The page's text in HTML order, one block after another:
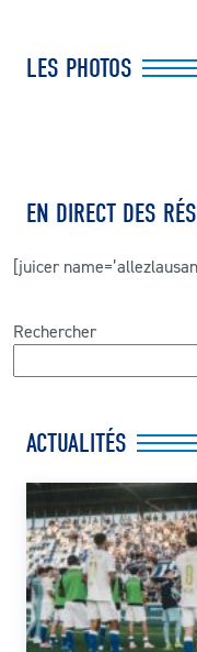
LES PHOTOS
EN DIRECT DES
[juicer
Rechercher
ACTUALITÉS